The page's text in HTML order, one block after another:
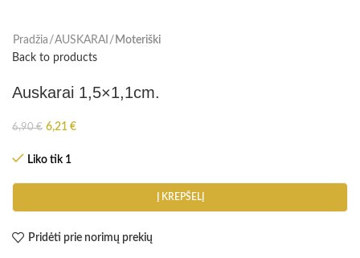
Pradžia AUSKARAI
Moteriški
Back to products
Auskarai 1,5×1,1cm.
6,90€ 6,21 €
Liko tik 1
Į KREPŠELĮ
Pridėti prie norimų prekių